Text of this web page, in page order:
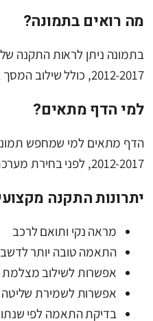
מה רואים בתמונה?
2012-2017, כולל שילוב המסך באזור הדשבורד והתאמה למבנה הרכב.
למי הדף מתאים?
2012-2017, לפני בחירת מערכת או לפני פנייה למתקין מקצועי.
יתרונות התקנה
מראה נקי ותואם לרכב
התאמה טובה יותר
אפשרות לשילוב מצלמת
אפשרות לשמירת
בדיקת התאמה לפי